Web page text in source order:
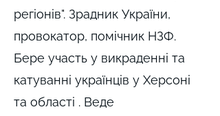
регіонів". Зрадник України,
провокатор, помічник НЗФ.
Бере участь у викраденні та
катуванні українців у Херсоні
та області . Веде